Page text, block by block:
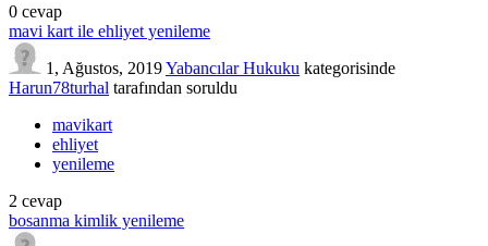
0 cevap
mavi kart ile ehliyet yenileme
1, Ağustos, 2019Yabancılar Hukuku kategorisinde
Harun78turhal tarafından soruldu
mavikart
ehliyet
yenileme
2 cevap
bosanma kimlik yenileme